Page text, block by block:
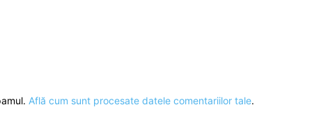
Află cum sunt procesate datele comentariilor tale.